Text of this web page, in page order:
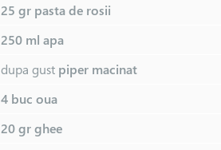
25 gr pasta de rosii
250 ml apa
dupa gust piper macinat
4 buc oua
20 grghee